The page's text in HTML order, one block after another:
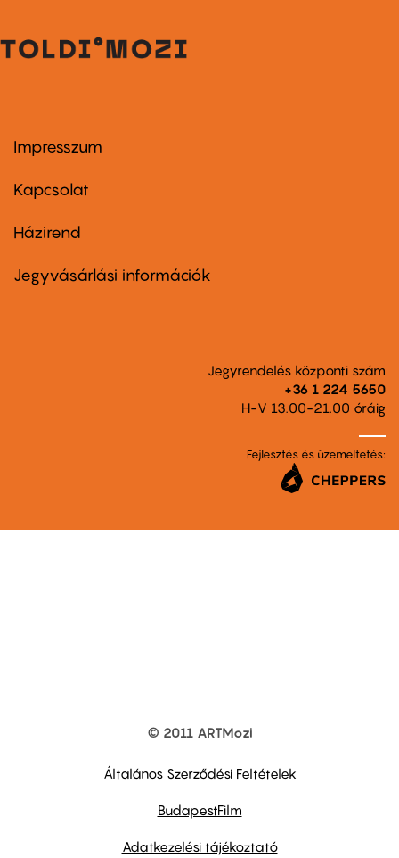
Footer
first
Impresszum
Kapcsolat
Footer
second
Házirend
Jegyvásárlási információk
Jegyrendelés központi szám
+36 1 224 5650
H-V 13.00-21.00 óráig
Fejlesztés és üzemeltetés:
© 2011 ARTMozi
Általános Szerződési Feltételek
BudapestFilm
Adatkezelési tájékoztató